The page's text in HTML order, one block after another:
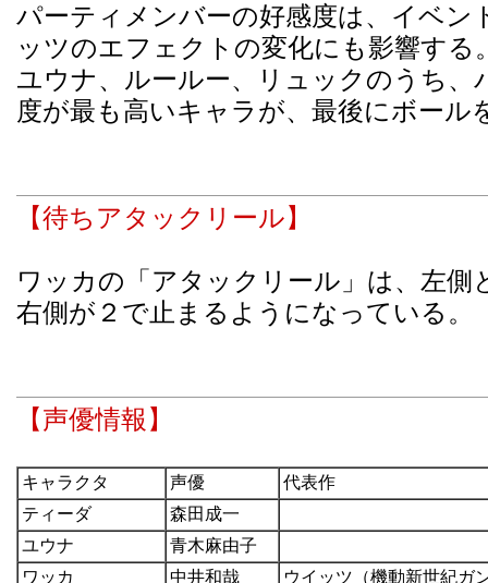
パーティメンバーの好感度は、イベ
ッツのエフェクトの変化にも影響する
ユウナ、ルールー、リュックのうち
度が最も高いキャラが、最後にボール
【待ちアタックリール】
ワッカの「アタックリール」は、左
右側が２で止まるようになっている。
【声優情報】
キャラクタ 声優
代表作
ティーダ
森田成一
ユウナ
青木麻由子
ワッカ
中井和哉 ウイッツ（機動新世紀ガ